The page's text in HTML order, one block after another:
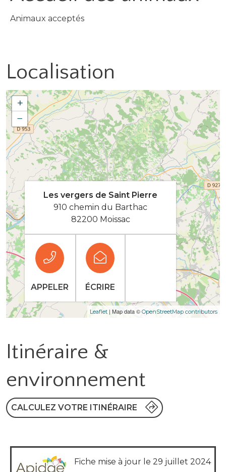
Animaux acceptés
Localisation
+
−
Leaflet | Map data © OpenStreetMap contributors
Les vergers de Saint Pierre
910 chemin du Barthac
82200 Moissac
APPELER ÉCRIRE
Itinéraire &
environnement
CALCULEZ VOTRE ITINÉRAIRE
Fiche mise à jour le 29 juillet 2024